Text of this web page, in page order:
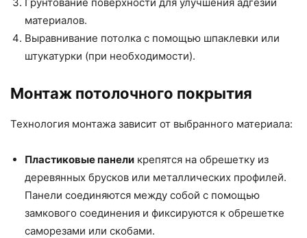
материалов.
Выравнивание потолка с помощью шпаклевки или
штукатурки (при необходимости).
Монтаж потолочного покрытия
Технология монтажа зависит от выбранного материала:
Пластиковые панели крепятся на обрешетку из
деревянных брусков или металлических профилей.
Панели соединяются между собой с помощью
замкового соединения и фиксируются к обрешетке
саморезами или скобами.